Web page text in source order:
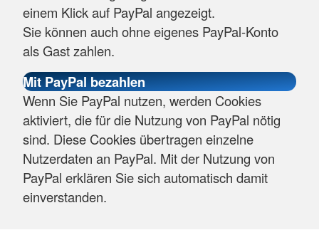
einem Klick auf PayPal angezeigt.
Sie können auch ohne eigenes PayPal-Konto
als Gast zahlen.
Wenn Sie PayPal nutzen, werden Cookies
aktiviert, die für die Nutzung von PayPal nötig
sind. Diese Cookies übertragen einzelne
Nutzerdaten an PayPal. Mit der Nutzung von
PayPal erklären Sie sich automatisch damit
einverstanden.